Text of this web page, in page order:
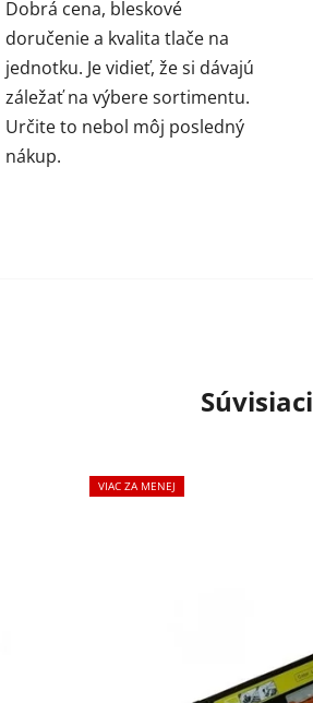
Dobrá cena, bleskové
doručenie a kvalita tlače na
jednotku. Je vidieť, že si dávajú
záležať na výbere sortimentu.
Určite to nebol môj posledný
nákup.
VIAC ZA MENEJ